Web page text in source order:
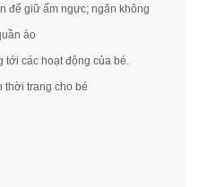
để giữ ấm ngực; ngăn không
áo
tới các hoạt động của bé.
thời trang cho bé